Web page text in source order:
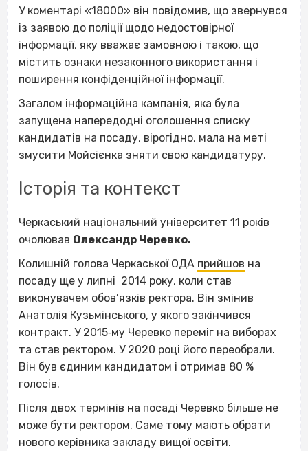
У коментарі «18000» він повідомив, що звернувся
із заявою до поліції щодо недостовірної
інформації, яку вважає замовною і такою, що
містить ознаки незаконного використання і
поширення конфіденційної інформації.
Загалом інформаційна кампанія, яка була
запущена напередодні оголошення списку
кандидатів на посаду, вірогідно, мала на меті
змусити Мойсієнка зняти свою кандидатуру.
Історія та контекст
Черкаський національний університет 11 років
очолював Олександр Черевко.
Колишній голова Черкаської ОДА прийшов на
посаду ще у липні 2014 року, коли став
виконувачем обов’язків ректора. Він змінив
Анатолія Кузьмінського, у якого закінчився
контракт. У 2015‐му Черевко переміг на виборах
та став ректором. У 2020 році його переобрали.
Він був єдиним кандидатом і отримав 80 %
голосів.
Після двох термінів на посаді Черевко більше не
може бути ректором. Саме тому мають обрати
нового керівника закладу вищої освіти.